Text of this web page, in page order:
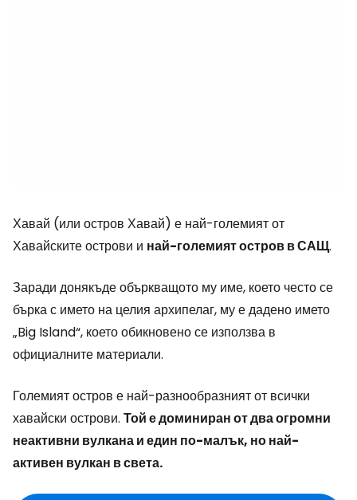
Хавай (или остров Хавай) е най-големият от
Хавайските острови и най-големият остров в САЩ.
Заради донякъде объркващото му име, което често се
бърка с името на целия архипелаг, му е дадено името
„Big Island“, което обикновено се използва в
официалните материали.
Големият остров е най-разнообразният от всички
хавайски острови. Той е доминиран от два огромни
неактивни вулкана и един по-малък, но най-
активен вулкан в света.